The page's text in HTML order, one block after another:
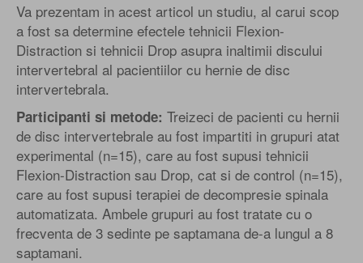
Va prezentam in acest articol un studiu, al carui scop
a fost sa determine efectele tehnicii Flexion-
Distraction si tehnicii Drop asupra inaltimii discului
intervertebral al pacientiilor cu hernie de disc
intervertebrala.
Participanti si metode: Treizeci de pacienti cu hernii
de disc intervertebrale au fost impartiti in grupuri atat
experimental (n=15), care au fost supusi tehnicii
Flexion-Distraction sau Drop, cat si de control (n=15),
care au fost supusi terapiei de decompresie spinala
automatizata. Ambele grupuri au fost tratate cu o
frecventa de 3 sedinte pe saptamana de-a lungul a 8
saptamani.